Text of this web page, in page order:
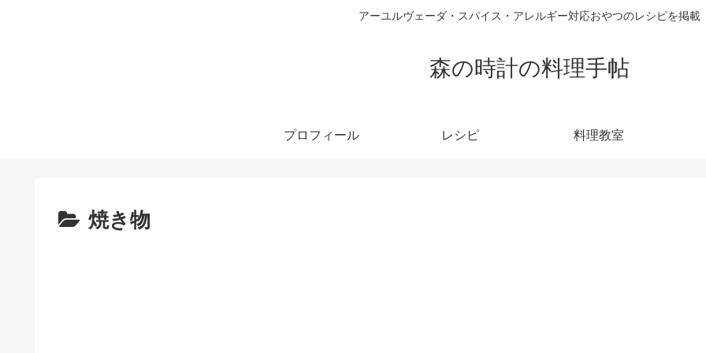
アーユルヴェーダ・スパイス・アレルギー対応おやつのレシピを掲載
森の時計の料理手帖
プロフィール レシピ 料理教室
焼き物